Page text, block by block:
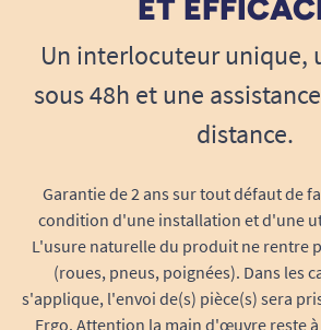
Une forte capacité
fuites importantes
Le niveau d’absorption Maxi est
protection renforcée pendant
Ce niveau d’absorption convient
prolongé, y compris la nuit.
Une neutralisation efficace
Le système anti-odeurs intégré
ET
Un interlocuteur unique,
sous 48h et une
distance.
Garantie de 2 ans sur tout défaut de
condition d'une installation et d'une
L'usure naturelle du produit ne rentre
(roues, pneus, poignées). Dans les
s'applique, l'envoi de(s) pièce(s) sera
Ergo. Attention la main d'œuvre reste